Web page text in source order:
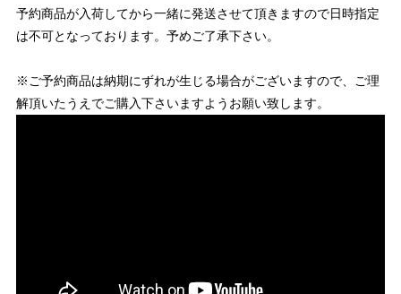
予約商品が入荷してから一緒に発送させて頂きますので日時指定
は不可となっております。予めご了承下さい。
※ご予約商品は納期にずれが生じる場合がございますので、ご理
解頂いたうえでご購入下さいますようお願い致します。